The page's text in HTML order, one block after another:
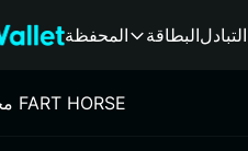
المحفظة البطاقةالتبادل
محفظة FART HORSE